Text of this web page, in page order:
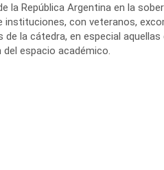
la República Argentina en la
instituciones, con veteranos,
de la cátedra, en especial
del espacio académico.